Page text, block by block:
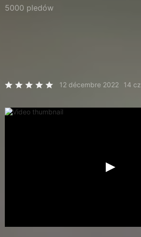
5000 pledów
12 décembre 2022 14